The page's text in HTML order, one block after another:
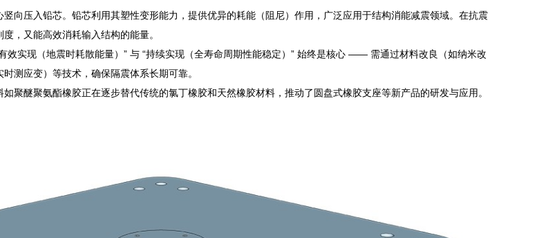
竖向压入铅芯。铅芯利用其塑性变形能力，提供优异的耗能（阻尼）作用，广泛应用于结构消能减震领域。在抗震
，又能高效消耗输入结构的能量。
效实现（地震时耗散能量）” 与 “持续实现（全寿命周期性能稳定）” 始终是核心 —— 需通过材料改良（如纳米改
测应变）等技术，确保隔震体系长期可靠。
聚醚聚氨酯橡胶正在逐步替代传统的氯丁橡胶和天然橡胶材料，推动了圆盘式橡胶支座等新产品的研发与应用。